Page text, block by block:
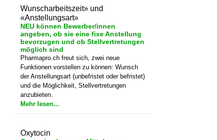
Wunscharbeitszeit» und
«Anstellungsart»
NEU können Bewerber/innen
angeben, ob sie eine fixe Anstellung
bevorzugen und ob Stellvertretungen
möglich sind
Pharmapro.ch freut sich, zwei neue
Funktionen vorstellen zu können: Wunsch
der Anstellungsart (unbefristet oder befristet)
und die Möglichkeit, Stellvertretungen
anzubieten.